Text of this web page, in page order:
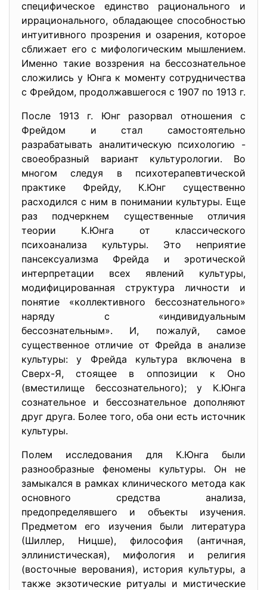
специфическое единство рационального и
иррационального, обладающее способностью
интуитивного прозрения и озарения, которое
сближает его с мифологическим мышлением.
Именно такие воззрения на бессознательное
сложились у Юнга к моменту сотрудничества
с Фрейдом, продолжавшегося с 1907 по 1913 г.
После 1913 г. Юнг разорвал отношения с
Фрейдом и стал самостоятельно
разрабатывать аналитическую психологию -
своеобразный вариант культурологии. Во
многом следуя в психотерапевтической
практике Фрейду, К.Юнг существенно
расходился с ним в понимании культуры. Еще
раз подчеркнем существенные отличия
теории К.Юнга от классического
психоанализа культуры. Это неприятие
пансексуализма Фрейда и эротической
интерпретации всех явлений культуры,
модифицированная структура личности и
понятие «коллективного бессознательного»
наряду с «индивидуальным
бессознательным». И, пожалуй, самое
существенное отличие от Фрейда в анализе
культуры: у Фрейда культура включена в
Сверх-Я, стоящее в оппозиции к Оно
(вместилище бессознательного); у К.Юнга
сознательное и бессознательное дополняют
друг друга. Более того, оба они есть источник
культуры.
Полем исследования для К.Юнга были
разнообразные феномены культуры. Он не
замыкался в рамках клинического метода как
основного средства анализа,
предопределявшего и объекты изучения.
Предметом его изучения были литература
(Шиллер, Ницше), философия (античная,
эллинистическая), мифология и религия
(восточные верования), история культуры, а
также экзотические ритуалы и мистические